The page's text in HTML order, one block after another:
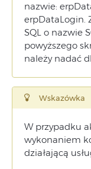
nazwie:
erpDataLogin.
SQL o nazwie
powyższego
należy nadać
Wskazówka
W przypadku
wykonaniem
działającą